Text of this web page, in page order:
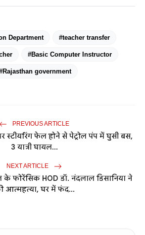
Department #teacher transfer
#Basic Computer Instructor
government
PREVIOUS ARTICLE
स्टीयरिंग फेल होने से पेट्रोल पंप में घुसी बस,
3 यात्री घायल...
NEXT ARTICLE
फोरेंसिक HOD डॉ. नंदलाल डिसानिया ने
आत्महत्या, घर में फंद...